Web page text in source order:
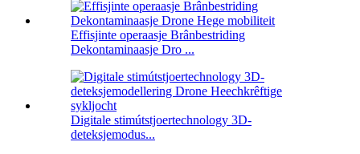
Effisjinte operaasje Brânbestriding
Dekontaminaasje Dro ...
Digitale stimútstjoertechnology 3D-
deteksjemodus...